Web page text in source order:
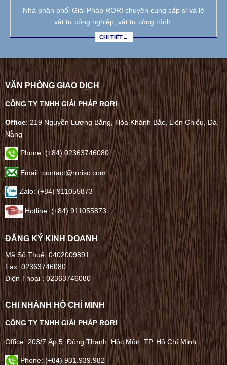
Nhà phân phối Giải Pháp RORI chuyên cung cấp sỉ và lẻ
vật tư công nghiệp, vật tư công trình.
CHI TIẾT→
VĂN PHÒNG GIAO DỊCH
CÔNG TY TNHH GIẢI PHÁP RORI
Office: 219 Nguyễn Lương Bằng, Hòa Khánh Bắc, Liên Chiểu, Đà
Nẵng
Phone:(+84) 02363746080
Email: contact@rorisc.com
Zalo: (+84) 911055873
Hotline: (+84) 911055873
ĐĂNG KÝ KINH DOANH
Mã Số Thuế: 0402009891
Fax: 02363746080
Điện Thoại :02363746080
CHI NHÁNH HỒ CHÍ MINH
CÔNG TY TNHH GIẢI PHÁP RORI
Office: 203/7 Ấp 5, Đông Thạnh, Hóc Môn, TP. Hồ Chí Minh
Phone: (+84) 931.939.982